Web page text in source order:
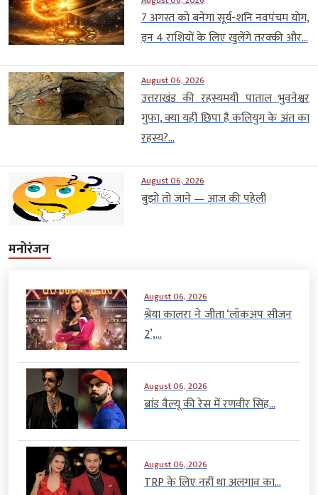
7 अगस्त को बनेगा सूर्य-शनि नवपंचम योग,
इन 4 राशियों के लिए खुलेंगे तरक्की और...
August 06, 2026
उत्तराखंड की रहस्यमयी पाताल भुवनेश्वर
गुफा, क्या यहीं छिपा है कलियुग के अंत का
रहस्य?...
August 06, 2026
बुझो तो जाने — आज की पहेली
मनोरंजन
August 06, 2026
श्रेया कालरा ने जीता ‘लॉकअप सीजन
2’,...
August 06, 2026
ब्रांड वैल्यू की रेस में रणवीर सिंह...
August 06, 2026
TRP के लिए नहीं था अलगाव का...